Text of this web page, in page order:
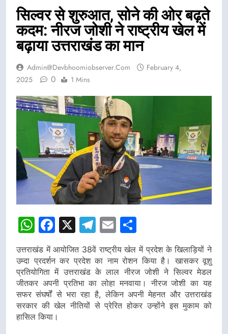
सिल्वर से शुरुआत, सोने की ओर बढ़ते
कदम: नीरज जोशी ने राष्ट्रीय खेल में
बढ़ाया उत्तराखंड का मान
Admin@devbhoomiobserver.com
February 4,
2025
0 1 Mins
WhatsApp
Facebook
X Telegram
Email
उत्तराखंड में आयोजित 38वें राष्ट्रीय खेल में प्रदेश के खिलाड़ियों ने
उम्दा प्रदर्शन कर प्रदेश का नाम रोशन किया है। खासकर वूशु
प्रतियोगिता में उत्तराखंड के लाल नीरज जोशी ने सिल्वर मेडल
जीतकर अपनी प्रतिभा का लोहा मनवाया। नीरज जोशी का यह
सफर संघर्षों से भरा रहा है, लेकिन अपनी मेहनत और उत्तराखंड
सरकार की खेल नीतियों से प्रेरित होकर उन्होंने इस मुकाम को
हासिल किया।